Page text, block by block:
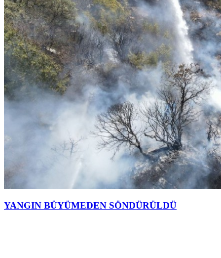
YANGIN BÜYÜMEDEN SÖNDÜRÜLDÜ